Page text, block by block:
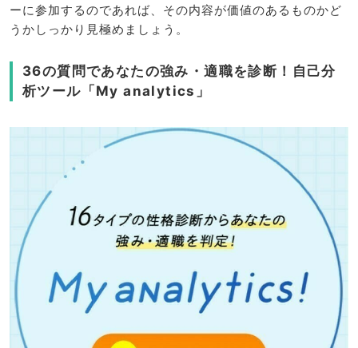
ーに参加するのであれば、その内容が価値のあるものかど
うかしっかり見極めましょう。
36の質問であなたの強み・適職を診断！自己分
析ツール「My analytics」